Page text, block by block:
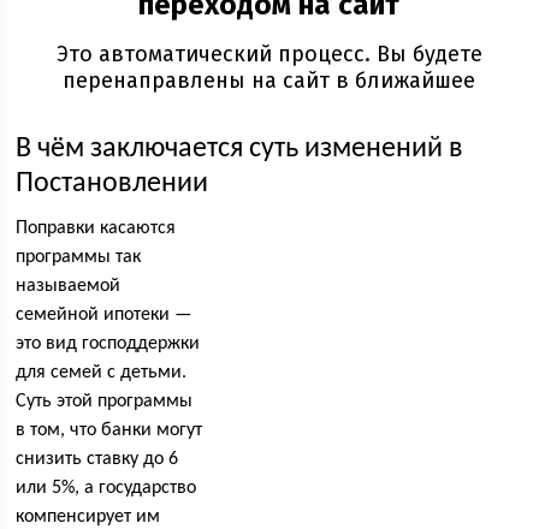
В чём заключается суть изменений в
Постановлении
Поправки касаются
программы так
называемой
семейной ипотеки —
это вид господдержки
для семей с детьми.
Суть этой программы
в том, что банки могут
снизить ставку до 6
или 5%, а государство
компенсирует им